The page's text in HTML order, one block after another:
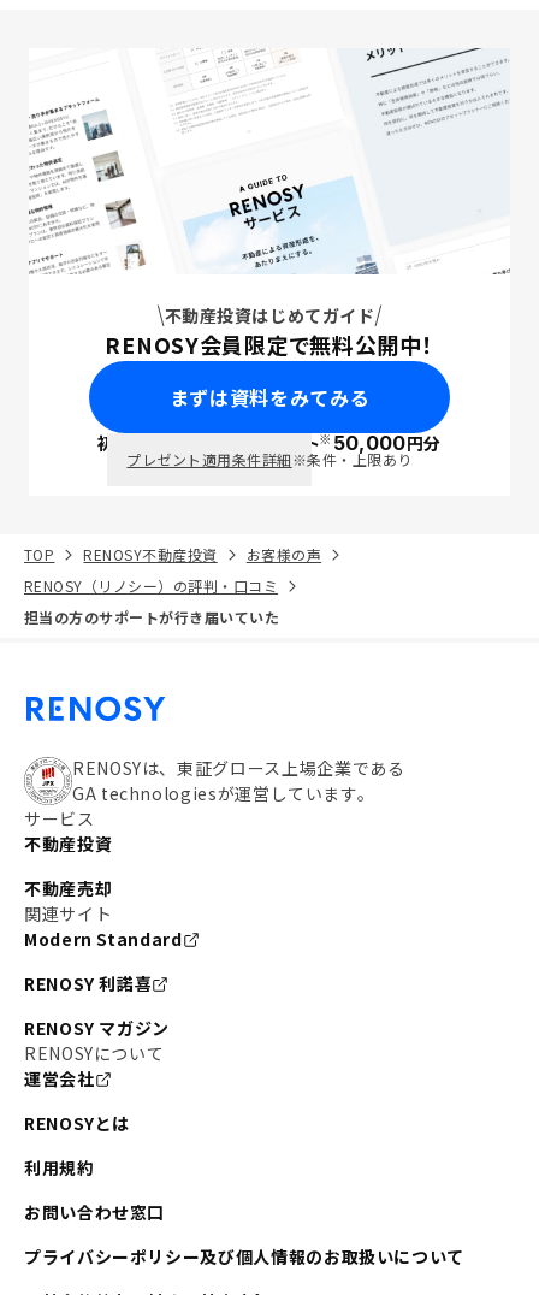
不動産投資はじめてガイド
RENOSY会員限定で無料公開中！
まずは資料をみてみる
初回面談で ポイント※50,000円分
プレゼント適用条件詳細※条件・上限あり
TOP RENOSY不動産投資
お客様の声
RENOSY（リノシー）の評判・口コミ
担当の方のサポートが行き届いていた
RENOSYは、東証グロース上場企業である
GA technologiesが運営しています。
サービス
不動産投資
不動産売却
関連サイト
Modern Standard
RENOSY 利諾喜
RENOSY マガジン
RENOSYについて
運営会社
RENOSYとは
利用規約
お問い合わせ窓口
プライバシーポリシー及び個人情報のお取扱いについて